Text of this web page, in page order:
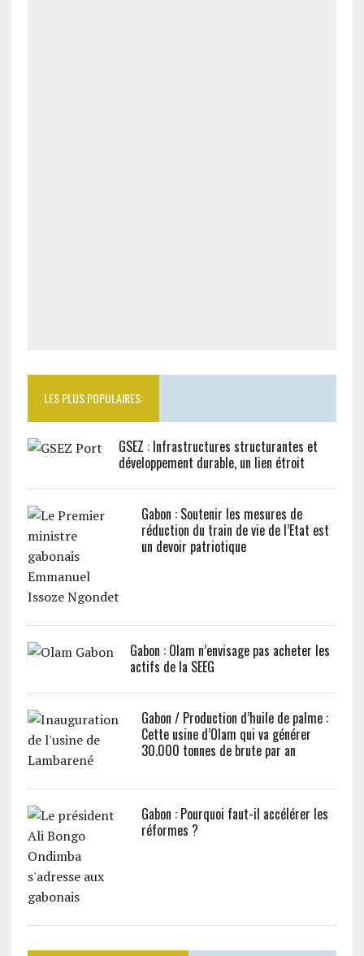
LES PLUS POPULAIRES:
GSEZ : Infrastructures structurantes et
développement durable, un lien étroit
Gabon : Soutenir les mesures de
réduction du train de vie de l’Etat est
un devoir patriotique
Gabon : Olam n’envisage pas acheter les
actifs de la SEEG
Gabon / Production d’huile de palme :
Cette usine d’Olam qui va générer
30.000 tonnes de brute par an
Gabon : Pourquoi faut-il accélérer les
réformes ?